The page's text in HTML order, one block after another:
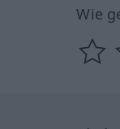
Wie